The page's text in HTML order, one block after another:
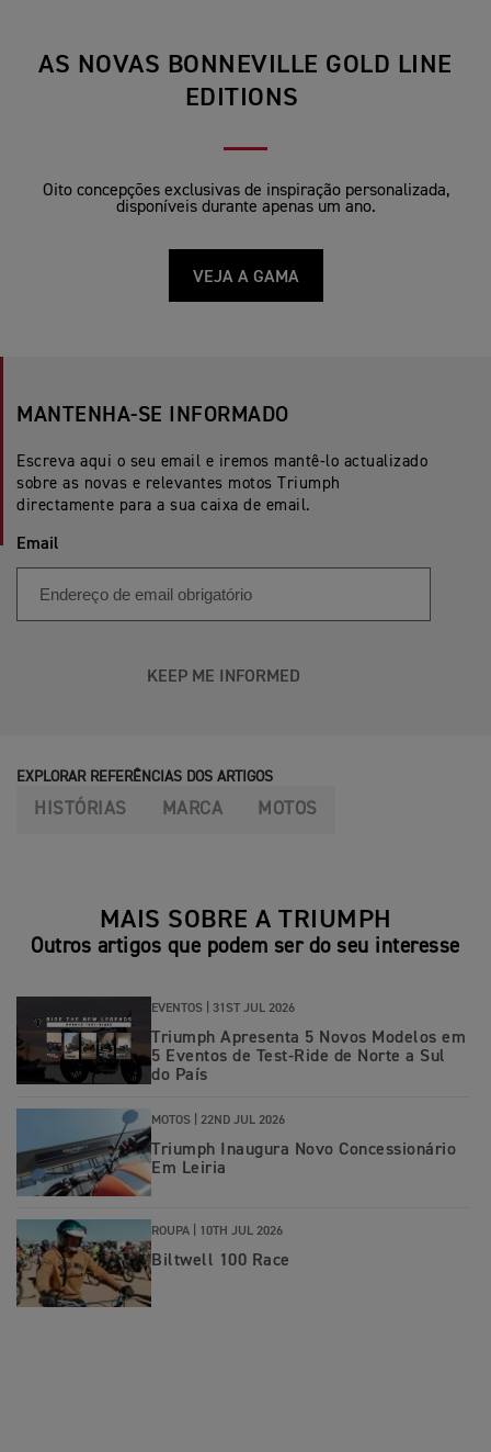
AS NOVAS BONNEVILLE GOLD LINE
EDITIONS
Oito concepções exclusivas de inspiração personalizada,
disponíveis durante apenas um ano.
VEJA A GAMA
MANTENHA-SE INFORMADO
Escreva aqui o seu email e iremos mantê-lo actualizado
sobre as novas e relevantes motos Triumph
directamente para a sua caixa de email.
Email
KEEP ME INFORMED
EXPLORAR REFERÊNCIAS DOS ARTIGOS
HISTÓRIAS MARCA MOTOS
MAIS SOBRE A TRIUMPH
Outros artigos que podem ser do seu interesse
EVENTOS | 31ST JUL 2026
Triumph Apresenta 5 Novos Modelos em
5 Eventos de Test-Ride de Norte a Sul
do País
MOTOS | 22ND JUL 2026
Triumph Inaugura Novo Concessionário
Em Leiria
ROUPA | 10TH JUL 2026
Biltwell 100 Race